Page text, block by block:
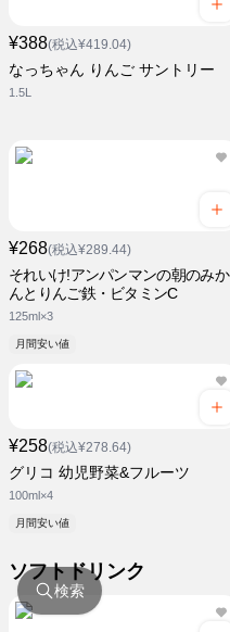
¥388(税込¥419.04)
なっちゃん りんご サントリー
1.5L
¥268(税込¥289.44)
それいけ!アンパンマンの朝のみか
んとりんご鉄・ビタミンC
125ml×3
月間安い値
¥258(税込¥278.64)
グリコ 幼児野菜&フルーツ
100ml×4
月間安い値
ソフトドリンク
検索